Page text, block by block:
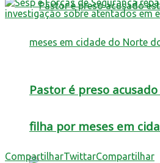
Pastor é preso
filha por meses em
CompartilharTwittarCompartilhar